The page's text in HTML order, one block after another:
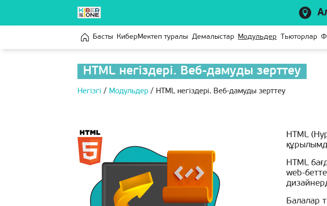
Басты КиберМектеп туралы Демалыстар Модульдер Тьюторлар
HTML негіздері. Веб-дамуды зерттеу
Негізгі / Модульдер / HTML негіздері. Веб-дамуды зерттеу
HTML
HTML
web-
Балалар